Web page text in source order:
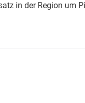
in der Region um